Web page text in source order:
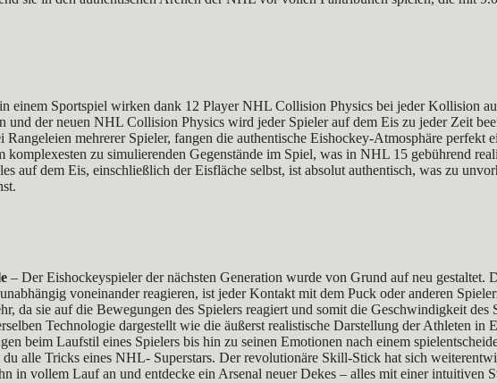
einem Sportspiel wirken dank 12 Player NHL Collision Physics bei jeder Kollision
und der neuen NHL Collision Physics wird jeder Spieler auf dem Eis zu jeder Zeit
mehrerer Spieler, fangen die authentische Eishockey-Atmosphäre perfekt
komplexesten zu simulierenden Gegenstände im Spiel, was in NHL 15 gebührend
auf dem Eis, einschließlich der Eisfläche selbst, ist absolut authentisch, was zu
– Der Eishockeyspieler der nächsten Generation wurde von Grund auf neu gestaltet.
voneinander reagieren, ist jeder Kontakt mit dem Puck oder anderen
da sie auf die Bewegungen des Spielers reagiert und somit die Geschwindigkeit des
Technologie dargestellt wie die äußerst realistische Darstellung der Athleten
beim Laufstil eines Spielers bis hin zu seinen Emotionen nach einem
alle Tricks eines NHL- Superstars. Der revolutionäre Skill-Stick hat sich
in vollem Lauf an und entdecke ein Arsenal neuer Dekes – alles mit einer intuitiven